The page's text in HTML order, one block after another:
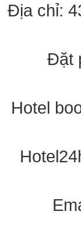
Địa chỉ:
Đặt
Hotel